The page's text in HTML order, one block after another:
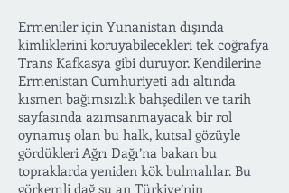
Ermeniler için Yunanistan dışında
kimliklerini koruyabilecekleri tek coğrafya
Trans Kafkasya gibi duruyor. Kendilerine
Ermenistan Cumhuriyeti adı altında
kısmen bağımsızlık bahşedilen ve tarih
sayfasında azımsanmayacak bir rol
oynamış olan bu halk, kutsal gözüyle
gördükleri Ağrı Dağı’na bakan bu
topraklarda yeniden kök bulmalılar. Bu
görkemli dağ şu an Türkiye’nin